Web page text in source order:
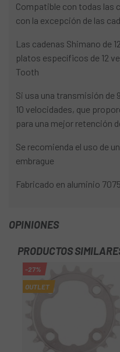
Compatible con todas las
con la excepción de las
Las cadenas Shimano de
platos específicos de 12
Tooth
Si usa una transmisión de
10 velocidades, que
para una mejor retención
Se recomienda el uso de
embrague
Fabricado en aluminio
OPINIONES
PRODUCTOS
-27%
OUTLET